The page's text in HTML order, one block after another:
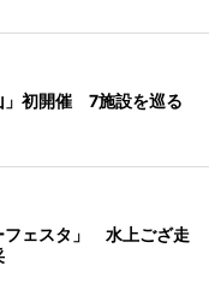
」初開催 7施設を巡る
フェスタ」 水上ござ走